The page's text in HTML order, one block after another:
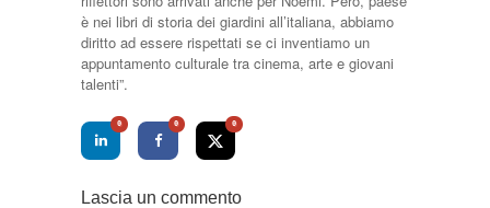
è nei libri di storia dei giardini all’italiana, abbiamo
diritto ad essere rispettati se ci inventiamo un
appuntamento culturale tra cinema, arte e giovani
talenti”.
0 0 0
Lascia un commento